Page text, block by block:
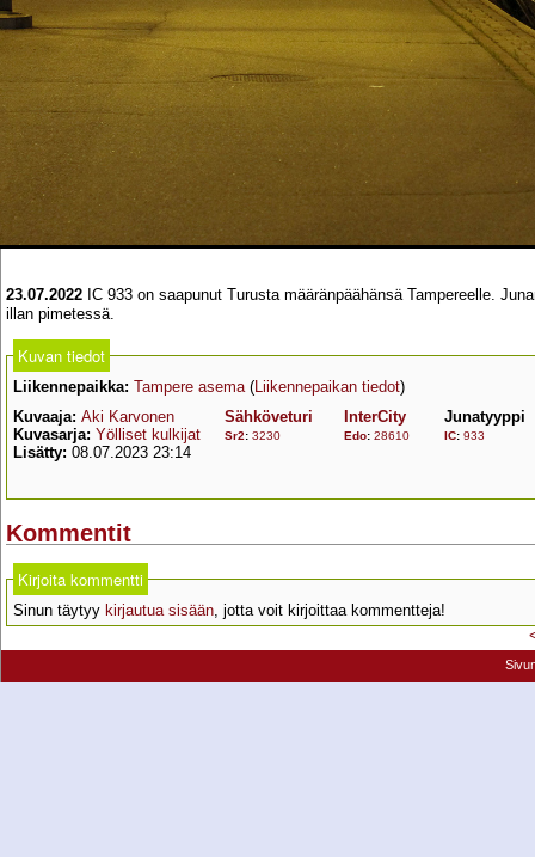
23.07.2022 IC 933 on saapunut Turusta määränpäähänsä Tampereelle.
illan pimetessä.
Kuvan tiedot
Liikennepaikka: Tampere asema(Liikennepaikan tiedot)
Kuvaaja: Aki Karvonen
Kuvasarja: Yölliset kulkijat
Lisätty: 08.07.2023 23:14
Sähköveturi
Sr2: 3230
InterCity
Edo: 28610
Junatyyppi
IC: 933
Kommentit
Kirjoita kommentti
Sinun täytyy kirjautua sisään , jotta voit kirjoittaa kommentteja!